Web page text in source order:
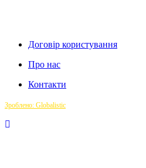
Договір користування
Про нас
Контакти
Зроблено: Globalistic